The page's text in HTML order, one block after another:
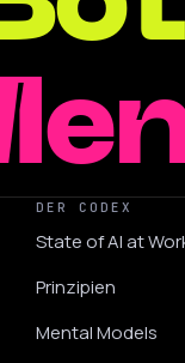
DER CODEX
State of AI at
Prinzipien
Mental Models